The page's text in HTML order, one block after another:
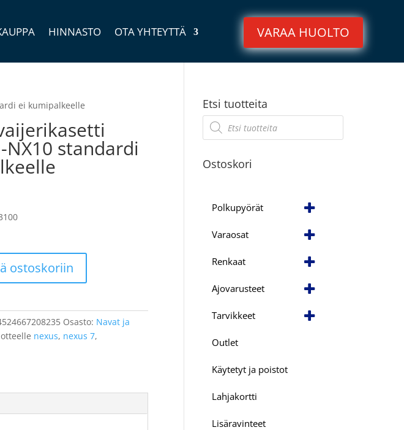
HINNASTO OTA YHTEYTTÄ VARAA HUOLTO
ei kumipalkeelle
NX10 standardi
ostoskoriin
Osasto: Navat ja
nexus, nexus 7,
Etsi tuotteita
Products
search
Ostoskori
Polkupyörät
Varaosat
Renkaat
Ajovarusteet
Tarvikkeet
Outlet
Käytetyt ja poistot
Lahjakortti
Lisäravinteet